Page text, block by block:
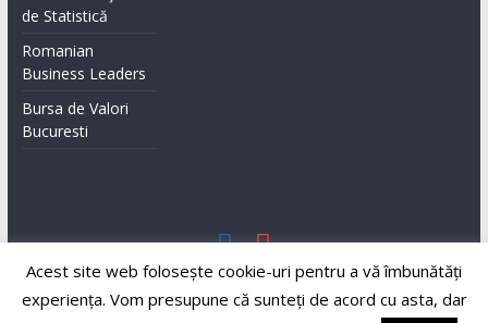
de Statistică
Romanian
Business Leaders
Bursa de Valori
Bucuresti
Copyright © 2026Business & Style. All rights reserved.
Theme:ColorMagby ThemeGrill. Powered byWordPress .
Acest site web folosește cookie-uri pentru a vă îmbunătăți
experiența. Vom presupune că sunteți de acord cu asta, dar